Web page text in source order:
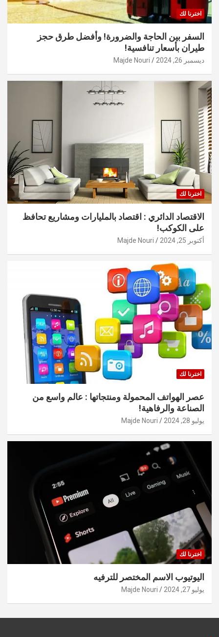
اخترنا لك
السفر بين الحاجة والضرورة! وأفضل طرق حجز
طيران بأسعار تنافسية!
ديسمبر 26, 2024 Majde Nouri
اخترنا لك
الاقتصاد الدائري : اقتصاد بالمليارات ومشاريع تحافظ
على الكوكب!
أكتوبر 25, 2024 Majde Nouri
اخترنا لك
عصر الهواتف المحمولة ومنتجاتها : عالم واسع من
الصناعة والرفاهية!
يوليو 28, 2024 Majde Nouri
اخترنا لك
اليوتيوب الاسم المختصر للترفيه
يوليو 27, 2024 Majde Nouri